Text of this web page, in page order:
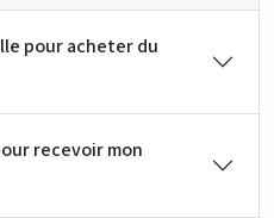
pour acheter du
recevoir mon